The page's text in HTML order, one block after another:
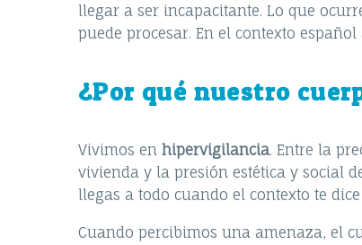
llegar a ser incapacitante. Lo que
puede procesar. En el contexto
¿Por qué nuestro
Vivimos en hipervigilancia. Entre la
vivienda y la presión estética y social
llegas a todo cuando el contexto te
Cuando percibimos una amenaza, el